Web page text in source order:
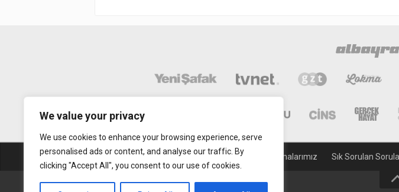
We value your privacy
We use cookies to enhance your browsing experience, serve
personalised ads or content, and analyse our traffic. By
clicking "Accept All", you consent to our use of cookies.
Abonelik Mobil Uygulamalarımız Sık Sorulan